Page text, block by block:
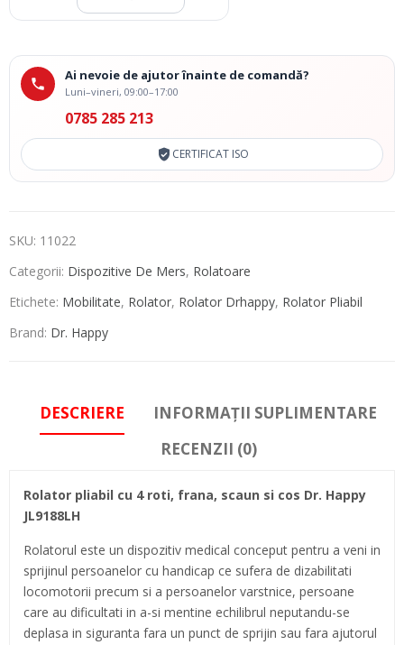
Ai nevoie de ajutor înainte de comandă?
Luni–vineri, 09:00–17:00
0785 285 213
CERTIFICAT ISO
SKU: 11022
Categorii: Dispozitive De Mers, Rolatoare
Etichete: Mobilitate, Rolator, Rolator Drhappy, Rolator Pliabil
Brand: Dr. Happy
DESCRIERE
INFORMAȚII SUPLIMENTARE
RECENZII (0)
Rolator pliabil cu 4 roti, frana, scaun si cos Dr. Happy
JL9188LH
Rolatorul este un dispozitiv medical conceput pentru a veni in
sprijinul persoanelor cu handicap ce sufera de dizabilitati
locomotorii precum si a persoanelor varstnice, persoane
care au dificultati in a-si mentine echilibrul neputandu-se
deplasa in siguranta fara un punct de sprijin sau fara ajutorul